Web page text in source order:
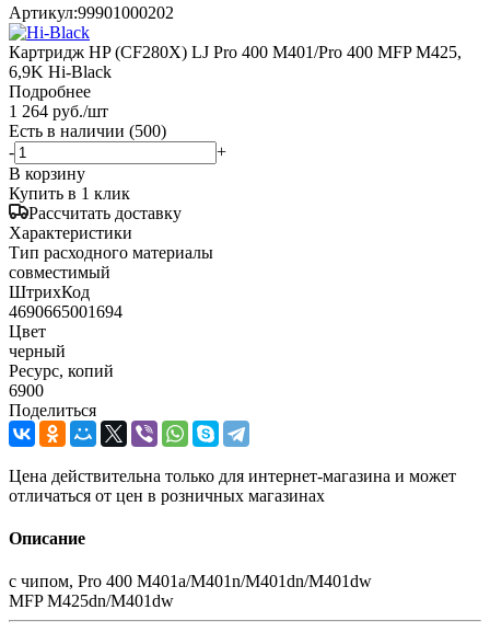
Артикул:99901000202
Картридж HP (CF280X) LJ Pro 400 M401/Pro 400 MFP M425,
6,9K Hi-Black
Подробнее
1 264 руб./шт
Есть в наличии (500)
-
+
В корзину
Купить в 1 клик
Рассчитать доставку
Характеристики
Тип расходного материалы
совместимый
ШтрихКод
4690665001694
Цвет
черный
Ресурс, копий
6900
Поделиться
Цена действительна только для интернет-магазина и может
отличаться от цен в розничных магазинах
Описание
c чипом, Pro 400 M401a/M401n/M401dn/M401dw
MFP M425dn/M401dw